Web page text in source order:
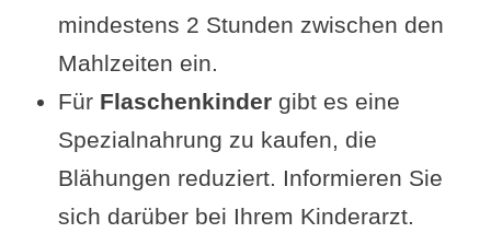
mindestens 2 Stunden zwischen den
Mahlzeiten ein.
Für Flaschenkindergibt es eine
Spezialnahrung zu kaufen, die
Blähungen reduziert. Informieren Sie
sich darüber bei Ihrem Kinderarzt.